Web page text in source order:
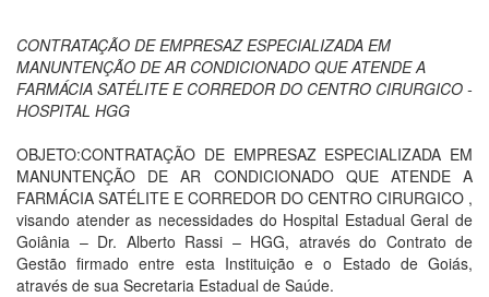
CONTRATAÇÃO DE EMPRESAZ ESPECIALIZADA EM
MANUNTENÇÃO DE AR CONDICIONADO QUE ATENDE A
FARMÁCIA SATÉLITE E CORREDOR DO CENTRO CIRURGICO -
HOSPITAL HGG
OBJETO:CONTRATAÇÃO DE EMPRESAZ ESPECIALIZADA EM
MANUNTENÇÃO DE AR CONDICIONADO QUE ATENDE A
FARMÁCIA SATÉLITE E CORREDOR DO CENTRO CIRURGICO ,
visando atender as necessidades do Hospital Estadual Geral de
Goiânia – Dr. Alberto Rassi – HGG, através do Contrato de
Gestão firmado entre esta Instituição e o Estado de Goiás,
através de sua Secretaria Estadual de Saúde.